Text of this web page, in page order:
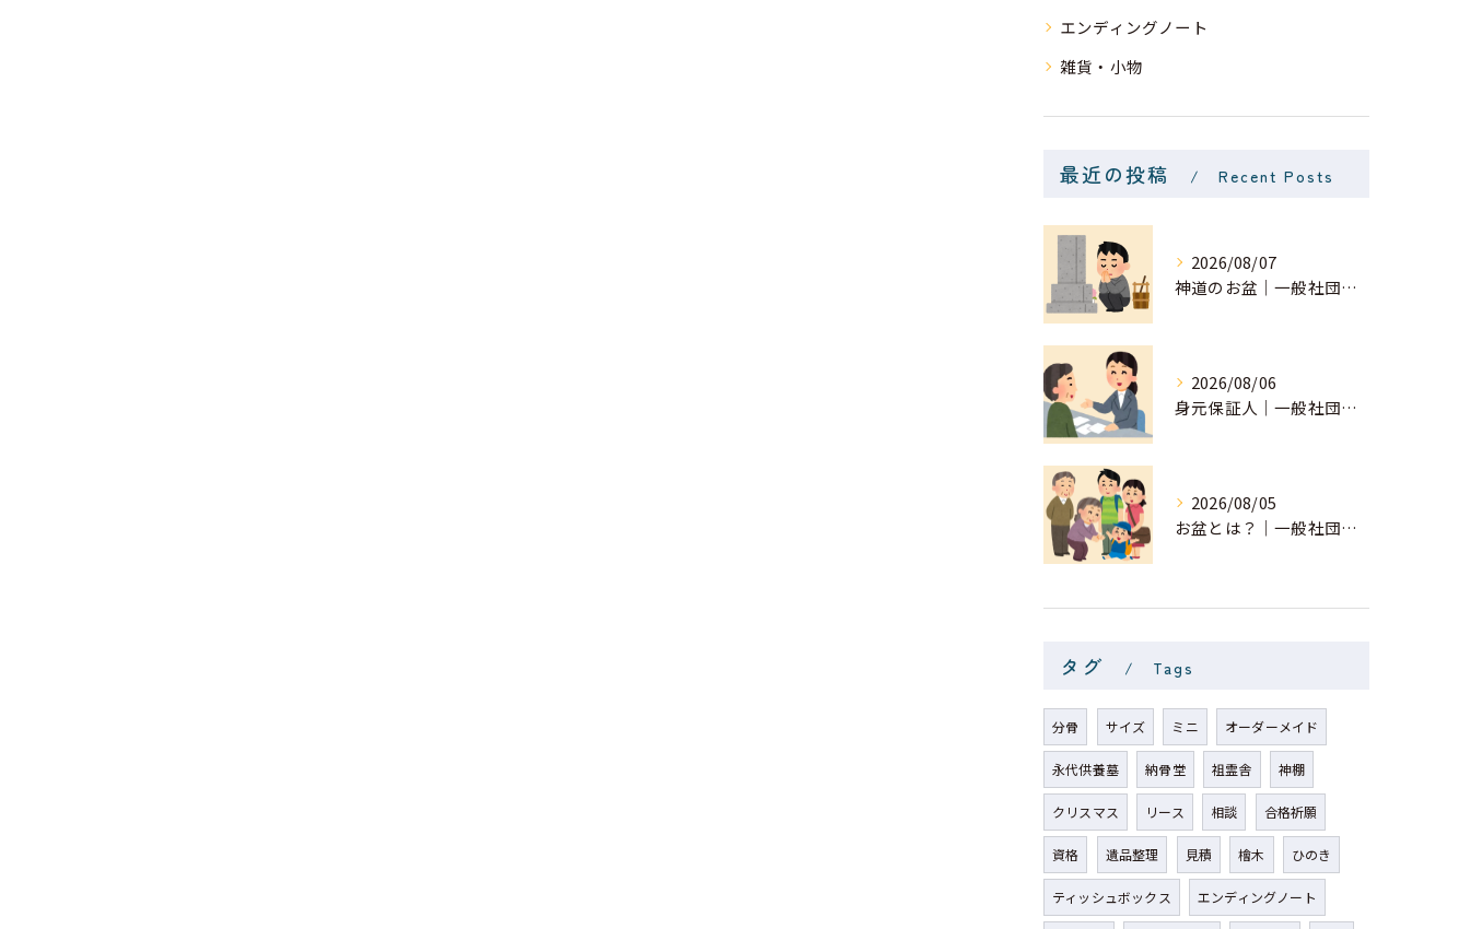
エンディングノート
雑貨・小物
最近の投稿 Recent Posts
2026/08/07
神道のお盆｜一般社団法人 星月
2026/08/06
身元保証人｜一般社団法人 星月
2026/08/05
お盆とは？｜一般社団法人 星月
タグ Tags
分骨 サイズ ミニ オーダーメイド
永代供養墓 納骨堂 祖霊舎 神棚
クリスマス リース 相談 合格祈願
資格 遺品整理 見積 檜木 ひのき
ティッシュボックス エンディングノート